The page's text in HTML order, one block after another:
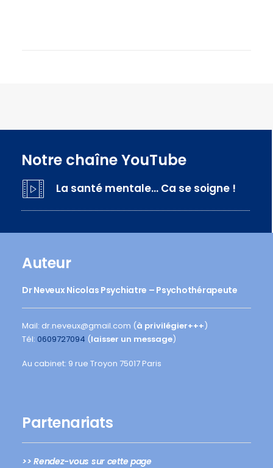
Notre chaîne YouTube
La santé mentale… Ca se soigne !
Auteur
Dr Neveux Nicolas Psychiatre – Psychothérapeute
Mail: dr.neveux@gmail.com (à privilégier+++)
Tél: 0609727094 (laisser un message)
Au cabinet: 9 rue Troyon 75017 Paris
Partenariats
>> Rendez-vous sur cette page